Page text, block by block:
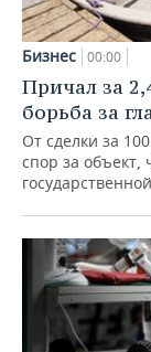
Бизнес 00:00
Причал за
борьба за
От сделки за
спор за